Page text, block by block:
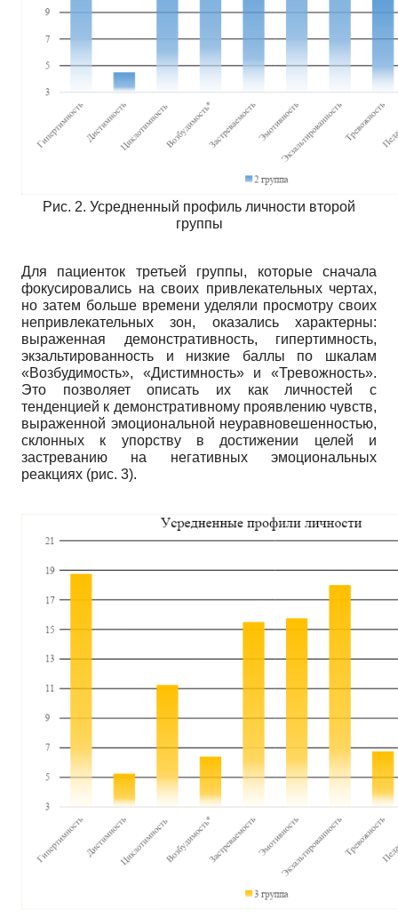
Рис. 2. Усредненный профиль личности второй
группы
Для пациенток третьей группы, которые сначала
фокусировались на своих привлекательных чертах,
но затем больше времени уделяли просмотру своих
непривлекательных зон, оказались характерны:
выраженная демонстративность, гипертимность,
экзальтированность и низкие баллы по шкалам
«Возбудимость», «Дистимность» и «Тревожность».
Это позволяет описать их как личностей с
тенденцией к демонстративному проявлению чувств,
выраженной эмоциональной неуравновешенностью,
склонных к упорству в достижении целей и
застреванию на негативных эмоциональных
реакциях (рис. 3).